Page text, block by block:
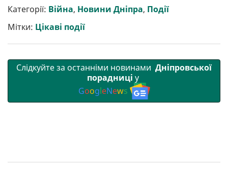
р
и
т
и
b
o
o
k
t
e
r
l g
r
s
A
r l
Категорії: Війна, Новини Дніпра, Події
Мітки: Цікаві події
Слідкуйте за останніми новинами Дніпровської
порадниці у
GoogleNews